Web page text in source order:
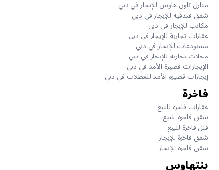
منازل تاون هاوس للإيجار في دبي
شقق فندقية للإيجار في دبي
مكاتب للإيجار في دبي
عقارات تجارية للإيجار في دبي
مستودعات للإيجار في دبي
محلات تجارية للإيجار في دبي
الإيجارات قصيرة الأمد في دبي
إيجارات قصيرة الأمد للعطلات في دبي
فاخرة
عقارات فاخرة للبيع
شقق فاخرة للبيع
فلل فاخرة للبيع
شقق فاخرة للإيجار
شقق فاخرة للإيجار
بنتهاوس